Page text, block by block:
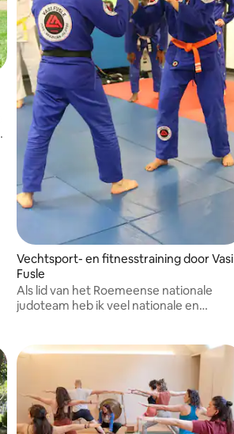
Vechtsport- en fitnesstraining door Vasi
Fusle
Als lid van het Roemeense nationale
judoteam heb ik veel nationale en
meedoe. Ik ben ook een continentale
scheidsrechter van de IJF.